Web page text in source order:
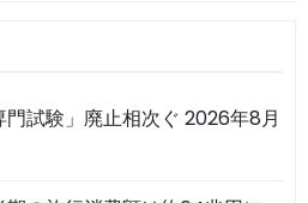
試験」廃止相次ぐ 2026年8月